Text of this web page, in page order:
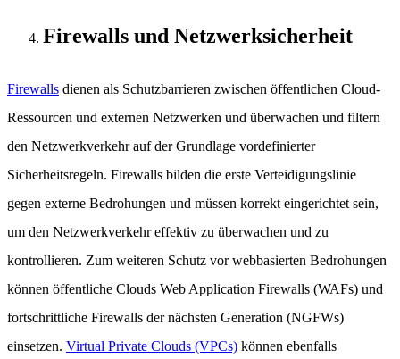
Firewalls und Netzwerksicherheit
Firewalls dienen als Schutzbarrieren zwischen öffentlichen Cloud-
Ressourcen und externen Netzwerken und überwachen und filtern
den Netzwerkverkehr auf der Grundlage vordefinierter
Sicherheitsregeln. Firewalls bilden die erste Verteidigungslinie
gegen externe Bedrohungen und müssen korrekt eingerichtet sein,
um den Netzwerkverkehr effektiv zu überwachen und zu
kontrollieren. Zum weiteren Schutz vor webbasierten Bedrohungen
können öffentliche Clouds Web Application Firewalls (WAFs) und
fortschrittliche Firewalls der nächsten Generation (NGFWs)
einsetzen. Virtual Private Clouds (VPCs) können ebenfalls